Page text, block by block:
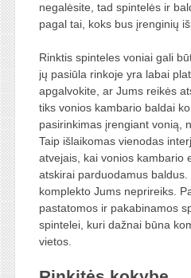
negalėsite, tad spintelės ir
pagal tai, koks bus įrenginių
Rinktis spinteles voniai gali
jų pasiūla rinkoje yra labai
apgalvokite, ar Jums reikės
tiks vonios kambario baldai
pasirinkimas įrengiant vonią,
Taip išlaikomas vienodas
atvejais, kai vonios kambario
atskirai parduodamus
komplekto Jums neprireiks.
pastatomos ir pakabinamos
spintelei, kuri dažnai būna
vietos.